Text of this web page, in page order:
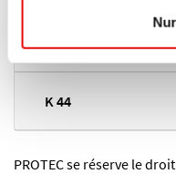
K 43
K 44
PROTEC se réserve le